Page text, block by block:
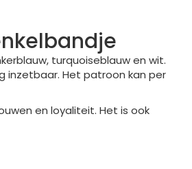
turquoiseblauw en wit.
inzetbaar. Het patroon kan per
en loyaliteit. Het is ook